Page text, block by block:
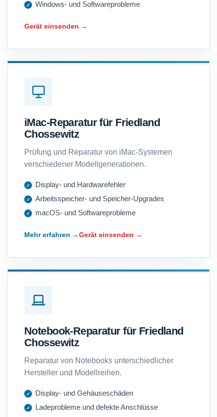
Windows- und Softwareprobleme
Gerät einsenden →
iMac-Reparatur für Friedland
Chossewitz
Prüfung und Reparatur von iMac-Systemen
verschiedener Modellgenerationen.
Display- und Hardwarefehler
Arbeitsspeicher- und Speicher-Upgrades
macOS- und Softwareprobleme
Mehr erfahren →Gerät einsenden →
Notebook-Reparatur für Friedland
Chossewitz
Reparatur von Notebooks unterschiedlicher
Hersteller und Modellreihen.
Display- und Gehäuseschäden
Ladeprobleme und defekte Anschlüsse